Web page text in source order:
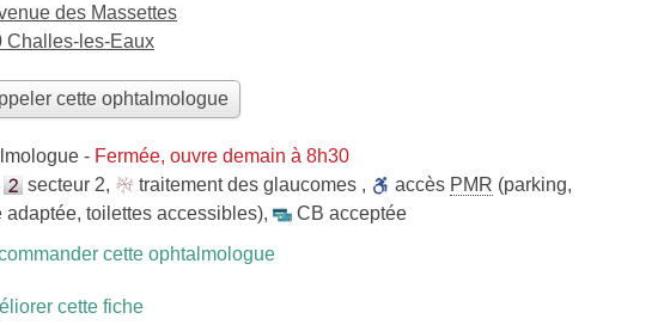
des Massettes
Challes-les-Eaux
cette ophtalmologue
- Fermée, ouvre demain à 8h30
secteur 2, traitement des glaucomes , accès PMR (parking,
adaptée, toilettes accessibles),
CB acceptée
cette ophtalmologue
cette fiche